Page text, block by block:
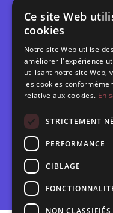
Les
Ce site Web
cookies
Notre site Web utilise
améliorer l'expérience
utilisant notre site Web,
les cookies
relative aux cookies. En
STRICTEMENT
PERFORMANCE
CIBLAGE
NON CLASSIFIÉS